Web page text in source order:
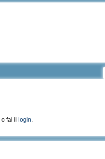
o fai il login.